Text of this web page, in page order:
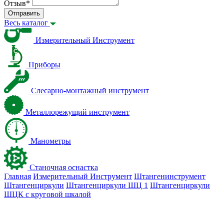
Отзыв*
Отправить
Весь каталог
Измерительный Инструмент
Приборы
Слесарно-монтажный инструмент
Металлорежущий инструмент
Манометры
Станочная оснастка
Главная Измерительный Инструмент Штангенинструмент
Штангенциркули Штангенциркули ШЦ 1 Штангенциркули
ШЦК с круговой шкалой